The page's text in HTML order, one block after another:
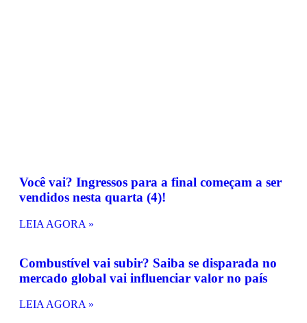
Você vai? Ingressos para a final começam a ser
vendidos nesta quarta (4)!
LEIA AGORA »
Combustível vai subir? Saiba se disparada no
mercado global vai influenciar valor no país
LEIA AGORA »